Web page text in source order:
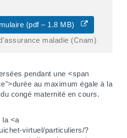
(pdf – 1.8 MB)
maladie (Cnam)
pendant une <span
au maximum égale à la
congé maternité en cours.
la <a
virtuel/particuliers/?